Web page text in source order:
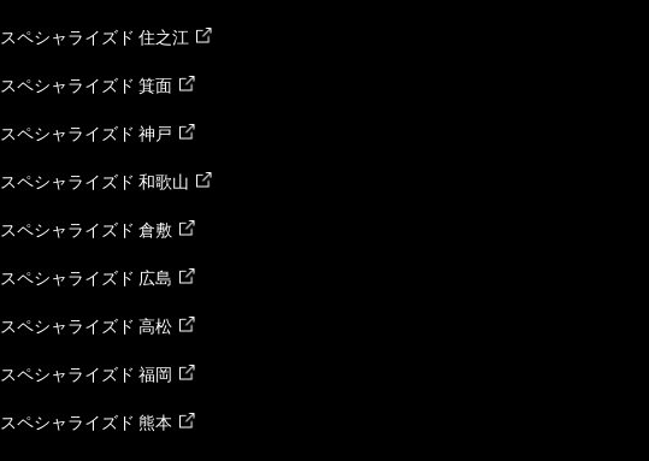
スペシャライズド 住之江
スペシャライズド 箕面
スペシャライズド 神戸
スペシャライズド 和歌山
スペシャライズド 倉敷
スペシャライズド 広島
スペシャライズド 高松
スペシャライズド 福岡
スペシャライズド 熊本